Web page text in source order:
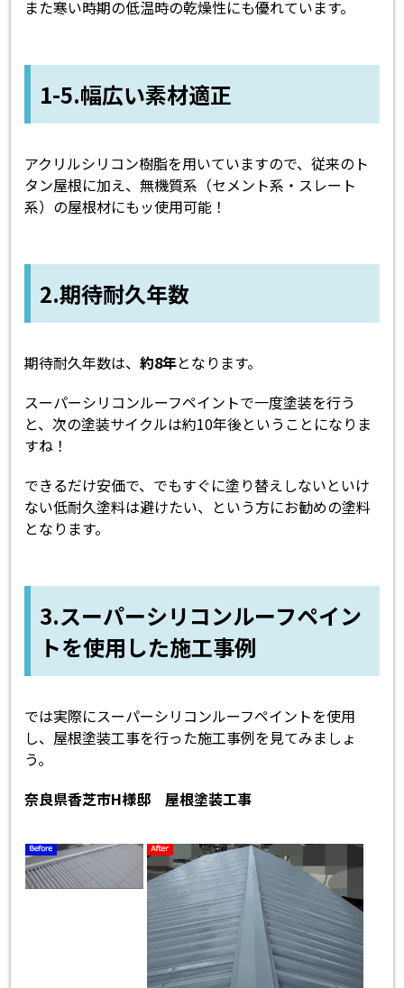
また寒い時期の低温時の乾燥性にも優れています。
1-5.幅広い素材適正
アクリルシリコン樹脂を用いていますので、従来のト
タン屋根に加え、無機質系（セメント系・スレート
系）の屋根材にもッ使用可能！
2.期待耐久年数
期待耐久年数は、約8年となります。
スーパーシリコンルーフペイントで一度塗装を行う
と、次の塗装サイクルは約10年後ということになりま
すね！
できるだけ安価で、でもすぐに塗り替えしないといけ
ない低耐久塗料は避けたい、という方にお勧めの塗料
となります。
3.スーパーシリコンルーフペイン
トを使用した施工事例
では実際にスーパーシリコンルーフペイントを使用
し、屋根塗装工事を行った施工事例を見てみましょ
う。
奈良県香芝市H様邸 屋根塗装工事